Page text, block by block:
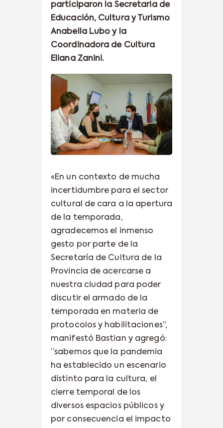
participaron la Secretaria de
Educación, Cultura y Turismo
Anabella Lubo y la
Coordinadora de Cultura
Eliana Zanini.
«En un contexto de mucha
incertidumbre para el sector
cultural de cara a la apertura
de la temporada,
agradecemos el inmenso
gesto por parte de la
Secretaría de Cultura de la
Provincia de acercarse a
nuestra ciudad para poder
discutir el armado de la
temporada en materia de
protocolos y habilitaciones”,
manifestó Bastian y agregó:
“sabemos que la pandemia
ha establecido un escenario
distinto para la cultura, el
cierre temporal de los
diversos espacios públicos y
por consecuencia el impacto